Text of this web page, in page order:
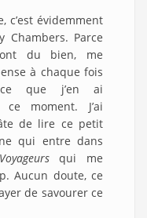
c’est évidemment
Chambers. Parce
du bien, me
à chaque fois
que j’en ai
moment. J’ai
de lire ce petit
qui entre dans
Voyageursqui me
Aucun doute, ce
de savourer ce